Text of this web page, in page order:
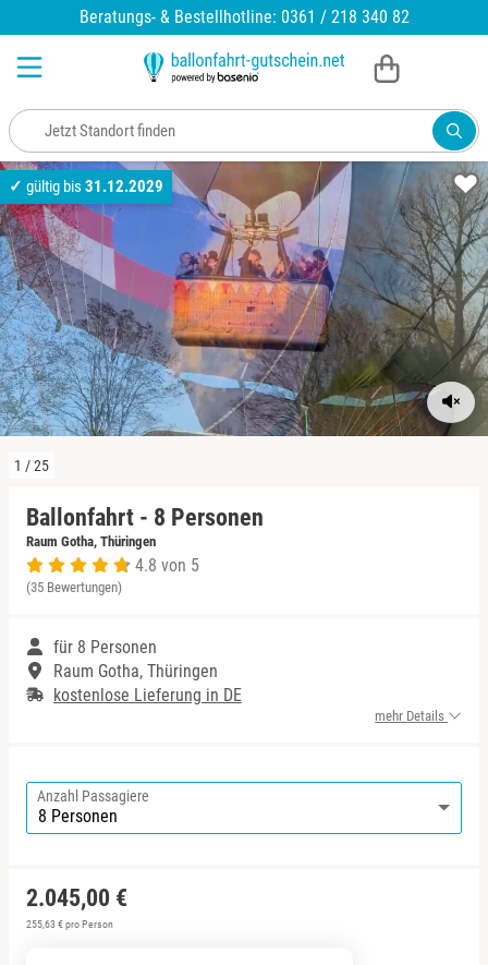
Zum Hauptinhalt springen
Beratungs- & Bestellhotline: 0361 / 218 340 82
✓ gültig bis 31.12.2029
1 /25
Ballonfahrt - 8 Personen
Raum Gotha, Thüringen
4.8 von 5
(35 Bewertungen)
für 8 Personen
Raum Gotha, Thüringen
kostenlose Lieferung in DE
mehr Details
Anzahl Passagiere
2.045,00 €
255,63 € pro Person
Bayern
Berlin
Brandenburg
Bremen
Hamburg
Hessen
Niedersachsen
NRW
Rheinland-Pfalz
Saarland
Sachsen-Anhalt
Thüringen
Alpen
Ammersee
Bodensee
Chiemsee
Eifel
Franken
Harz
Mecklenburgische Seenplatte
Niederrhein
Nordsee
Ostsee
Ruhrgebiet
Ablauf einer Ballonfahrt
Ballonfahrertaufe